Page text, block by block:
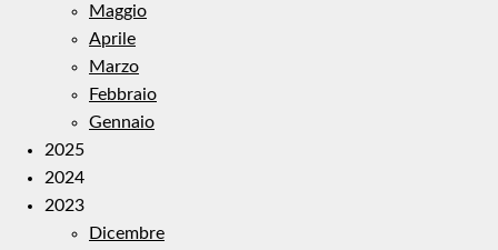
Maggio
Aprile
Marzo
Febbraio
Gennaio
2025
2024
2023
Dicembre